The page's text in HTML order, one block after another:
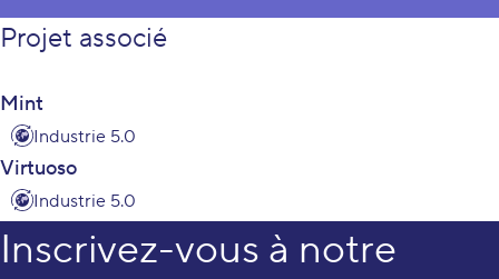
Projet associé
Mint
Industrie 5.0
Virtuoso
Industrie 5.0
Inscrivez-vous à notre